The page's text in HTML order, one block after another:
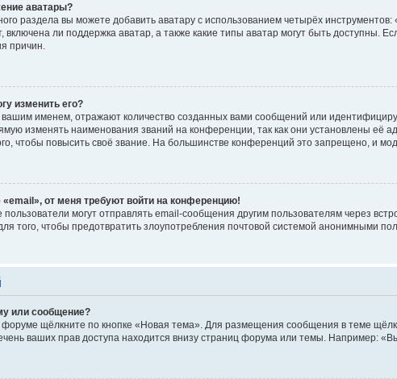
аватары?
раздела вы можете добавить аватару с использованием четырёх
включена ли поддержка аватар, а также какие типы аватар могут быть доступны.
причин.
изменить его?
именем, отражают количество созданных вами сообщений или
изменять наименования званий на конференции, так как они установлены её
чтобы повысить своё звание. На большинстве конференций это запрещено, и
от меня требуют войти на конференцию!
пользователи могут отправлять email-сообщения другим пользователям через
того, чтобы предотвратить злоупотребления почтовой системой анонимными
или сообщение?
щёлкните по кнопке «Новая тема». Для размещения сообщения в теме
ваших прав доступа находится внизу страниц форума или темы. Например: